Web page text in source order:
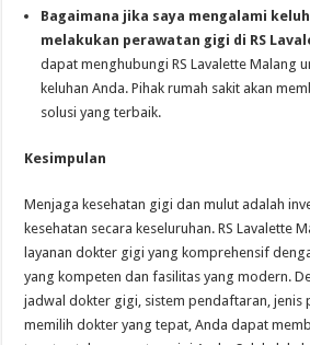
Bagaimana jika saya mengalami
melakukan perawatan gigi di RS
dapat menghubungi RS Lavalette Malang
keluhan Anda. Pihak rumah sakit akan
solusi yang terbaik.
Kesimpulan
Menjaga kesehatan gigi dan mulut adalah
kesehatan secara keseluruhan. RS Lavalette
layanan dokter gigi yang komprehensif
yang kompeten dan fasilitas yang modern.
jadwal dokter gigi, sistem pendaftaran, jenis
memilih dokter yang tepat, Anda dapat